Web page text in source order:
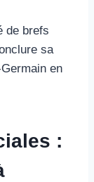
de brefs
sa
en
: